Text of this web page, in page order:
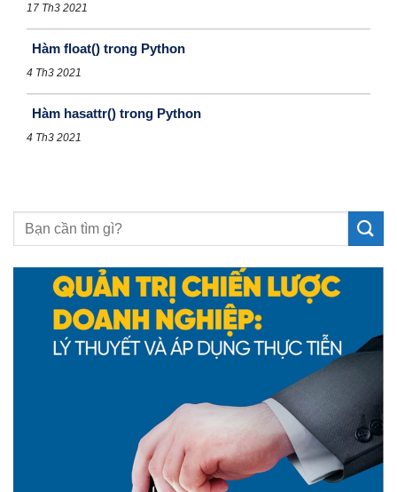
17 Th3 2021
Hàm float() trong Python
4 Th3 2021
Hàm hasattr() trong Python
4 Th3 2021